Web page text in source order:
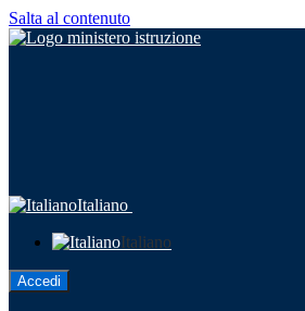
Salta al contenuto
Italiano
Italiano
Accedi